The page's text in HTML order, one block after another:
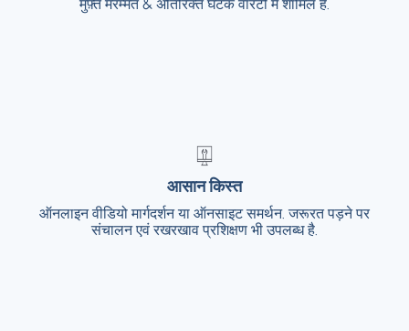
मुफ़्त मरम्मत & अतिरिक्त घटक वारंटी में शामिल हैं.
मुफ़्त मरम्मत & अतिरिक्त घटक वारंटी में शामिल हैं.
आसान किस्त
ऑनलाइन वीडियो मार्गदर्शन या ऑनसाइट समर्थन. जरूरत पड़ने पर
संचालन एवं रखरखाव प्रशिक्षण भी उपलब्ध है.
आसान किस्त
ऑनलाइन वीडियो मार्गदर्शन या ऑनसाइट समर्थन. जरूरत
पड़ने पर संचालन एवं रखरखाव प्रशिक्षण भी उपलब्ध है.